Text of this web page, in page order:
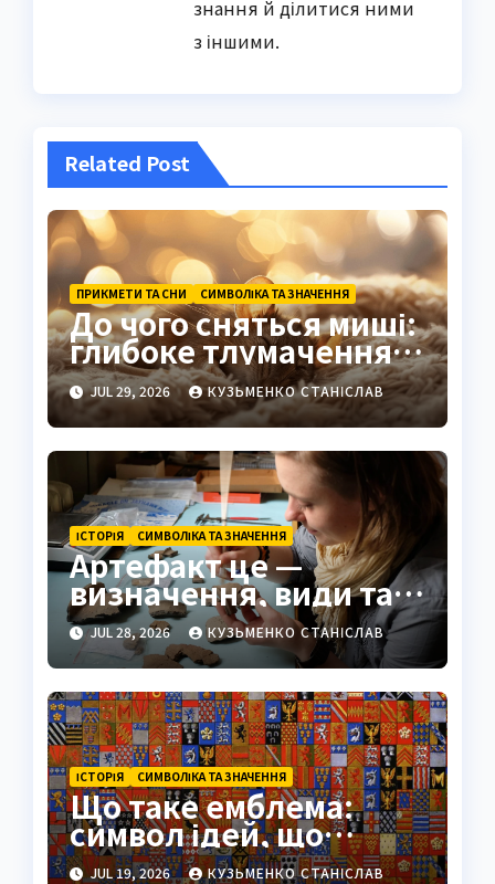
знання й ділитися ними
з іншими.
Related Post
ПРИКМЕТИ ТА СНИ СИМВОЛІКА ТА ЗНАЧЕННЯ
До чого сняться миші:
глибоке тлумачення
символів і прихованих
значень
JUL 29, 2026 КУЗЬМЕНКО СТАНІСЛАВ
ІСТОРІЯ СИМВОЛІКА ТА ЗНАЧЕННЯ
Артефакт це —
визначення, види та
значення
JUL 28, 2026 КУЗЬМЕНКО СТАНІСЛАВ
ІСТОРІЯ СИМВОЛІКА ТА ЗНАЧЕННЯ
Що таке емблема:
символ ідей, що
переживає століття
JUL 19, 2026 КУЗЬМЕНКО СТАНІСЛАВ